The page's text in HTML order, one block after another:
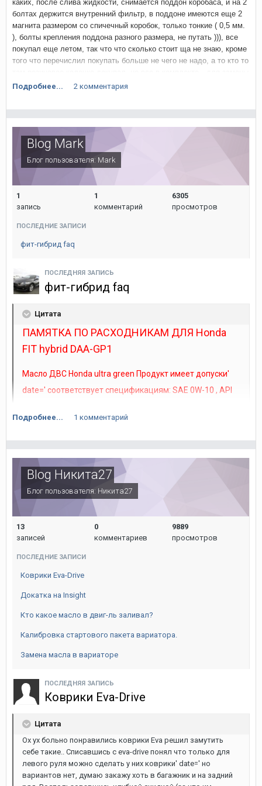
Отправлено с моего iPhone используя Tapatalk
каких, после слива жидкости, снимается поддон коробаса, и на 2
болтах держится внутренний фильтр, в поддоне имеются еще 2
магнита размером со спичечный коробок, только тонкие ( 0,5 мм.
), болты крепления поддона разного размера, не путать ))), все
покупал еще летом, так что что сколько стоит ща не знаю, кроме
того что перечислил покупать больше не чего не надо, а то кто то
понадобилось :
ФИЛЬТР коробки (OEM): 25430-PLR-003 "Проточный"
25420 – RBL – 003 - Внутренний / мелкой очистки
21814 – RPS – 000 - Прокладка поддона
Подробнее... 2 комментария
Blog Mark
Блог пользователя: Mark
1
запись
1
комментарий
6305
просмотров
ПОСЛЕДНИЕ ЗАПИСИ
фит-гибрид faq
ПОСЛЕДНЯЯ ЗАПИСЬ
фит-гибрид faq
Цитата
ПАМЯТКА ПО РАСХОДНИКАМ ДЛЯ Honda
FIT hybrid DAA-GP1
Масло ДВС Honda ultra green Продукт имеет допуски'
date=' соответствует спецификациям: SAE 0W-10 , API
литра 08217-99974
Масло для вариатора Honda - Трансмиссионное масло
HONDA HMMF для CVT, 4L, Japan Honda 0826099904
Фильтр воздушный ДВС (OEM): 17220-RBJ-000
Фильтр салона (OEM): 80291-TF0-941
15400-RTA-004
специально поставили. что бы в варик не лазить зря,
меняется при каждой замене масла, т.е. через 40000
капотом видно! Номер фильтра; 25430-PLR-003! Ну а
ключ, простой квадрат 3/8, он же средний, ну и шайба
нужна под пробку, номер; 90471-PX4-000.»
СВЕЧИ
Оригинальные номер (OEM): 12290-RBJ-003
Подробнее... 1 комментарий
Blog Никита27
Блог пользователя: Никита27
13
записей
0
комментариев
9889
просмотров
ПОСЛЕДНИЕ ЗАПИСИ
Коврики Eva-Drive
Докатка на Insight
Кто какое масло в двиг-ль заливал?
Калибровка стартового пакета вариатора.
Замена масла в вариаторе
ПОСЛЕДНЯЯ ЗАПИСЬ
Коврики Eva-Drive
Цитата
Ох ух больно понравились коврики Eva решил замутить
себе такие.. Списавшись с eva-drive понял что только для
левого руля можно сделать у них коврики' date=' но
вариантов нет, думаю закажу хоть в багажник и на задний